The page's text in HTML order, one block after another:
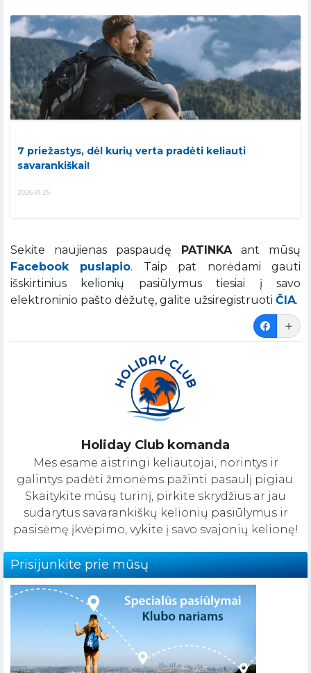
7 priežastys, dėl kurių verta pradėti keliauti
savarankiškai!
2026-01-25
Sekite naujienas paspaudę PATINKAant mūsų
Facebook puslapio. Taip pat norėdami gauti
išskirtinius kelionių pasiūlymus tiesiai į savo
elektroninio pašto dėžutę, galite užsiregistruoti ČIA.
Holiday Club komanda
Mes esame aistringi keliautojai, norintys ir
galintys padėti žmonėms pažinti pasaulį pigiau.
Skaitykite mūsų turinį, pirkite skrydžius ar jau
sudarytus savarankiškų kelionių pasiūlymus ir
pasisėmę įkvėpimo, vykite į savo svajonių kelionę!
Prisijunkite prie mūsų